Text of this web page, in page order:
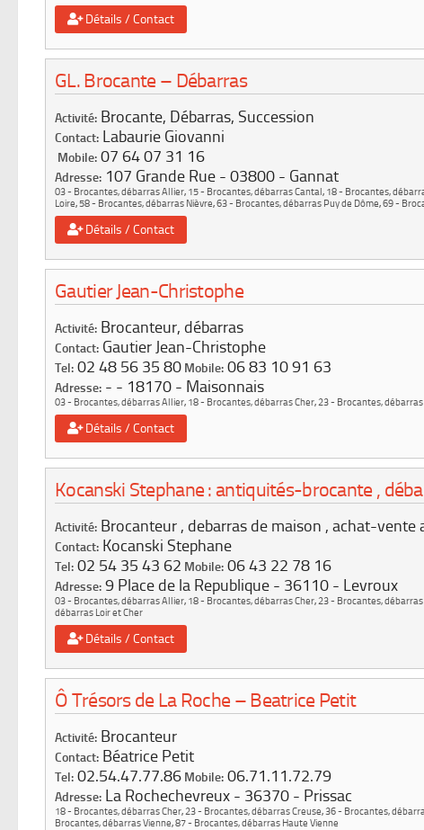
Détails / Contact
GL. Brocante – Débarras
Activité: Brocante, Débarras, Succession
Contact: Labaurie Giovanni
Mobile: 07 64 07 31 16
Adresse: 107 Grande Rue 03800 Gannat
03 - Brocantes, débarras Allier, 15 - Brocantes, débarras Cantal, 18 - Brocantes,
Loire,58 - Brocantes, débarras Nièvre,63 - Brocantes, débarras Puy de Dôme,69 -
Détails / Contact
Gautier Jean-Christophe
Activité: Brocanteur, débarras
Contact: Gautier Jean-Christophe
Tel: 02 48 56 35 80 Mobile: 06 83 10 91 63
Adresse: - 18170 Maisonnais
03 - Brocantes, débarras Allier, 18 - Brocantes, débarras Cher,23 - Brocantes, débarras
Détails / Contact
Kocanski Stephane : antiquités-brocante ,
Activité: Brocanteur , debarras de maison , achat-vente
Contact: Kocanski Stephane
Tel: 02 54 35 43 62 Mobile: 06 43 22 78 16
Adresse: 9 Place de la Republique 36110 Levroux
03 - Brocantes, débarras Allier, 18 - Brocantes, débarras Cher,23 - Brocantes, débarras
débarras Loir et Cher
Détails / Contact
Ô Trésors de La Roche – Beatrice Petit
Activité: Brocanteur
Contact: Béatrice Petit
Tel: 02.54.47.77.86 Mobile: 06.71.11.72.79
Adresse: La Rochechevreux 36370 Prissac
18 - Brocantes, débarras Cher,23 - Brocantes, débarras Creuse,36 - Brocantes,
Brocantes, débarras Vienne,87 - Brocantes, débarras Haute Vienne